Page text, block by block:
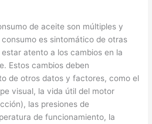
de aceite son múltiples y
es sintomático de otras
atento a los cambios en la
Estos cambios deben
de otros datos y factores, como el
visual, la vida útil del motor
las presiones de
de funcionamiento, la